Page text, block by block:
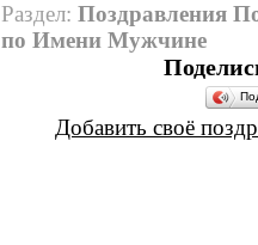
Раздел: Поздравления
по Имени Мужчине
Добавить своё